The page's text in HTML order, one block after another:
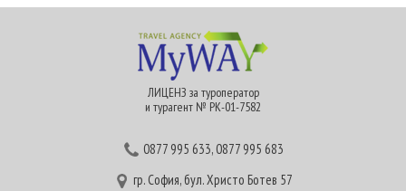
ЛИЦЕНЗ за туроператор
и турагент № РК-01-7582
0877 995 633,0877 995 683
гр. София, бул. Христо Ботев 57